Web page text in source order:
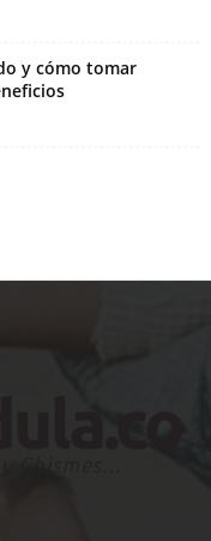
y cómo tomar